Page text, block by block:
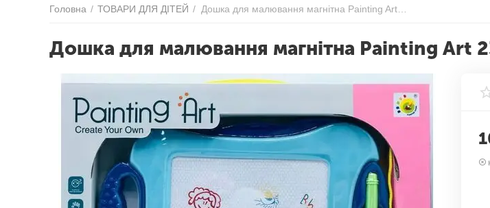
Головна / ТОВАРИ ДЛЯ ДІТЕЙ /
Дошка для малювання магнітна Painting Art